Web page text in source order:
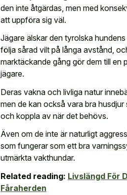
den inte åtgärdas, men med
att uppföra sig väl.
Jägare älskar den tyrolska
följa sårad vilt på långa avstånd,
marktäckande gång gör dem till en
jägare.
Deras vakna och livliga natur
men de kan också vara bra
och koppla av när det behövs.
Även om de inte är naturligt
som fungerar som ett bra
utmärkta vakthundar.
Related reading: Livslängd För
Fåraherden